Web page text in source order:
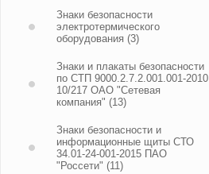
Знаки безопасности
электротермического
оборудования (3)
Знаки и плакаты безопасности
по СТП 9000.2.7.2.001.001-2010
10/217 ОАО "Сетевая
компания" (13)
Знаки безопасности и
информационные щиты СТО
34.01-24-001-2015 ПАО
"Россети" (11)